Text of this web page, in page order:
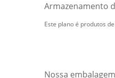
Armazenamento
Este plano é produtos
Nossa embalagem